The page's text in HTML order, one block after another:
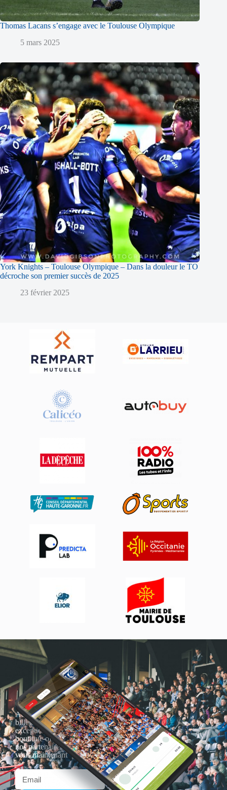
Thomas Lacans s’engage avec le Toulouse Olympique
5 mars 2025
York Knights – Toulouse Olympique – Dans la douleur le TO
décroche son premier succès de 2025
23 février 2025
Actualités, nouveautés,
billetterie, remises
exceptionnelles dans la
boutique officielles & chez
nos partenaires… Inscrivez-
vous maintenant